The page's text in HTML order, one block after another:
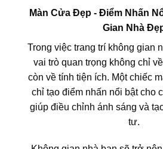
Màn Cửa Đẹp - Điểm Nhấn
Gian Nhà
Trong việc trang trí không gian
vai trò quan trọng không chỉ
còn về tính tiện ích. Một chiếc
chỉ tạo điểm nhấn nổi bật cho
giúp điều chỉnh ánh sáng và
tư.